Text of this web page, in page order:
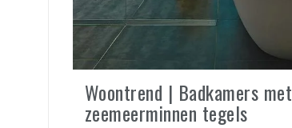
Woontrend | Badkamers met
zeemeerminnen tegels